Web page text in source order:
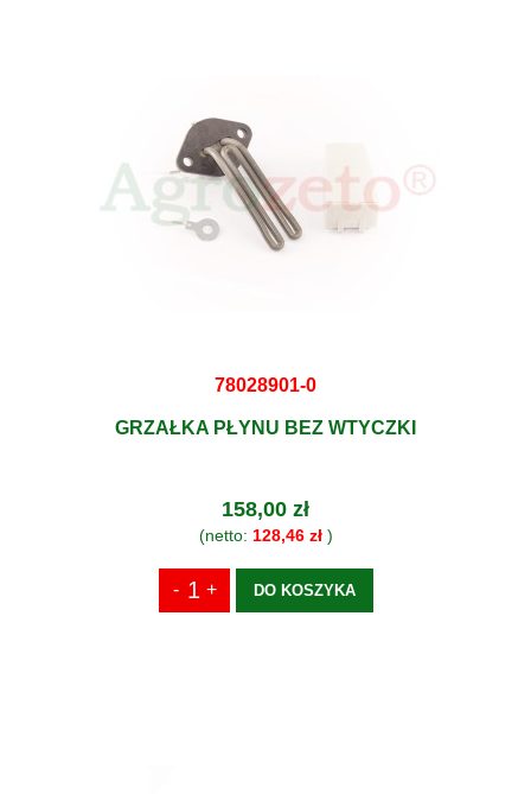
78028901-0
GRZAŁKA PŁYNU BEZ WTYCZKI
158,00 zł
(netto: 128,46 zł)
DO KOSZYKA